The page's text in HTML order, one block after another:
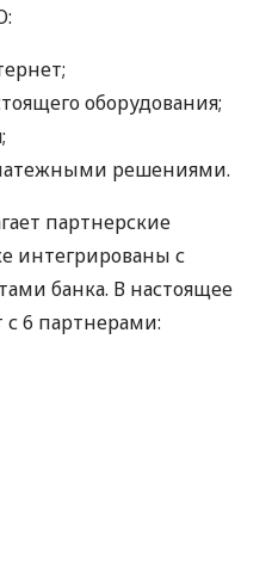
оборудования;
решениями.
партнерские
интегрированы с
банка. В настоящее
с 6 партнерами: